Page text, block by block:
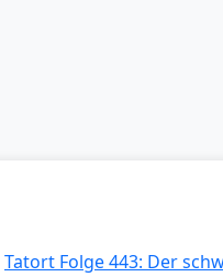
Tatort Folge 443: Der